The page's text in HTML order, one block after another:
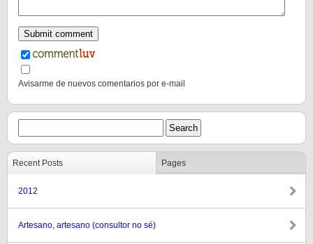
Avisarme de nuevos comentarios por e-mail
Recent Posts Pages
2012
Artesano, artesano (consultor no sé)